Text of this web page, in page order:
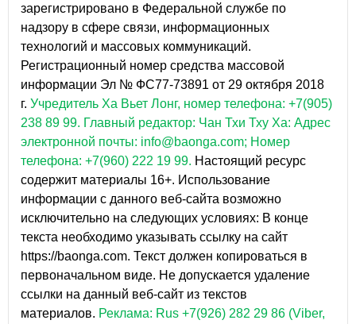
зарегистрировано в Федеральной службе по
надзору в сфере связи, информационных
технологий и массовых коммуникаций.
Регистрационный номер средства массовой
информации Эл № ФС77-73891 от 29 октября 2018
г. Учредитель Ха Вьет Лонг, номер телефона: +7(905)
238 89 99. Главный редактор: Чан Тхи Тху Ха: Адрес
электронной почты: info@baonga.com; Номер
телефона: +7(960) 222 19 99. Настоящий ресурс
содержит материалы 16+. Использование
информации с данного веб-сайта возможно
исключительно на следующих условиях: В конце
текста необходимо указывать ссылку на сайт
https://baonga.com. Текст должен копироваться в
первоначальном виде. Не допускается удаление
ссылки на данный веб-сайт из текстов
материалов. Реклама: Rus +7(926) 282 29 86 (Viber,